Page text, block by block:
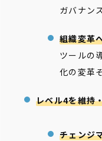
ガバナン
組織変革
ツールの
化の変革
レベル4を維持
チェンジ